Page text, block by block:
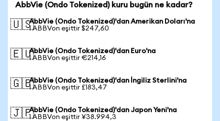
AbbVie (Ondo Tokenized) kuru bugün ne kadar?
🇺🇸AbbVie (Ondo Tokenized)'dan Amerikan Doları'na
1 ABBVon eşittir $247,60
🇪🇺AbbVie (Ondo Tokenized)'dan Euro'na
1 ABBVon eşittir €214,16
🇬🇧AbbVie (Ondo Tokenized)'dan İngiliz Sterlini'na
1 ABBVon eşittir £183,47
🇯🇵AbbVie (Ondo Tokenized)'dan Japon Yeni'na
1 ABBVon eşittir ¥38.994,3